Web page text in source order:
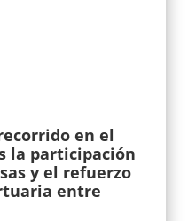
en el
la participación
y el refuerzo
entre